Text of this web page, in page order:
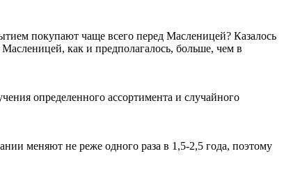
покупают чаще всего перед Масленицей? Казалось
как и предполагалось, больше, чем в
определенного ассортимента и случайного
меняют не реже одного раза в 1,5-2,5 года, поэтому